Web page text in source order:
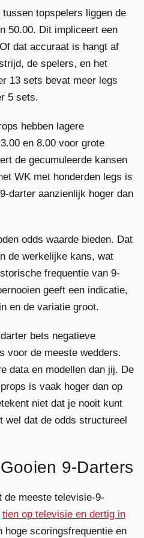
topspelers liggen de
50.00. Dit impliceert een
dat accuraat is hangt af
de spelers, en het
13 sets bevat meer legs
5 sets.
hebben lagere
en 8.00 voor grote
de gecumuleerde kansen
WK met honderden legs is
darter aanzienlijk hoger dan
odds waarde bieden. Dat
de werkelijke kans, wat
frequentie van 9-
geeft een indicatie,
en de variatie groot.
bets negatieve
voor de meeste wedders.
data en modellen dan jij. De
is vaak hoger dan op
niet dat je nooit kunt
wel dat de odds structureel
9-Darters
de meeste televisie-9-
tien op televisie en dertig in
hoge scoringsfrequentie en